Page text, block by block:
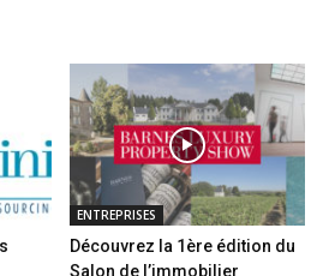
ENTREPRISES
Découvrez la 1ère édition du
Salon de l’immobilier